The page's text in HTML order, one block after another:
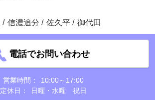
/ 信濃追分 / 佐久平 / 御代田
電話でお問い合わせ
営業時間：
10:00～17:00
定休日：
日曜・水曜 祝日